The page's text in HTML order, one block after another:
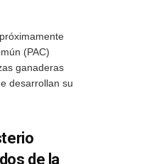
(PAC)
ganaderas
desarrollan su
de la